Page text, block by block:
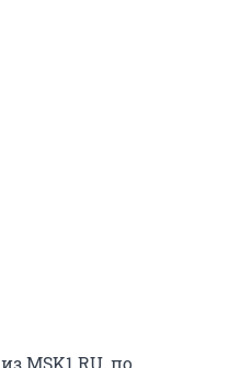
из MSK1.RU, по